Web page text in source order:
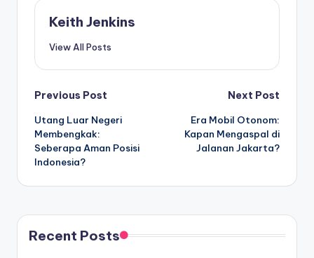
Keith Jenkins
View All Posts
Post
navigation
Previous Post
Utang Luar Negeri
Membengkak:
Seberapa Aman Posisi
Indonesia?
Next Post
Era Mobil Otonom:
Kapan Mengaspal di
Jalanan Jakarta?
Recent Posts